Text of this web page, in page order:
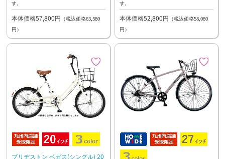
す。
本体価格57,800円 （税込価格63,580
円）
す。
本体価格52,800円 （税込価格58,080
円）
ブリヂストン ベガス(シングル) 20